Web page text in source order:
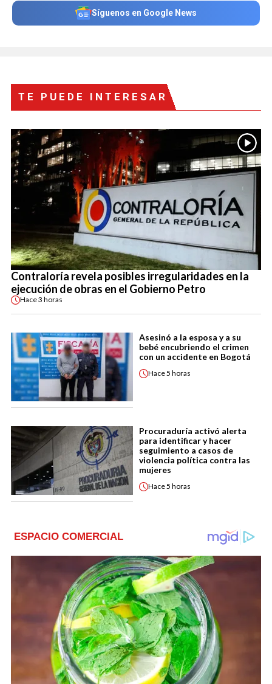
Síguenos en Google News
TE PUEDE INTERESAR
Contraloría revela posibles irregularidades en la
ejecución de obras en el Gobierno Petro
Hace3 horas
Asesinó a la esposa y a su
bebé encubriendo el crimen
con un accidente en Bogotá
Hace5 horas
Procuraduría activó alerta
para identificar y hacer
seguimiento a casos de
violencia política contra las
mujeres
Hace5 horas